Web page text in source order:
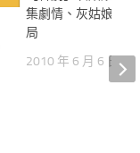
集劇情、灰姑娘的
局
2010 年 6 月 6 日